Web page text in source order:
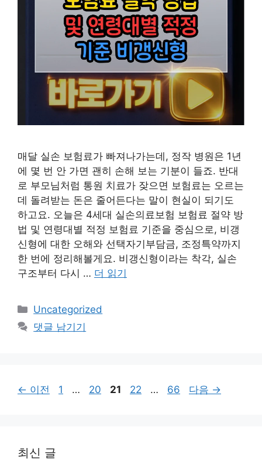
매달 실손 보험료가 빠져나가는데, 정작 병원은 1년
에 몇 번 안 가면 괜히 손해 보는 기분이 들죠. 반대
로 부모님처럼 통원 치료가 잦으면 보험료는 오르는
데 돌려받는 돈은 줄어든다는 말이 현실이 되기도
하고요. 오늘은 4세대 실손의료보험 보험료 절약 방
법 및 연령대별 적정 보험료 기준을 중심으로, 비갱
신형에 대한 오해와 선택자기부담금, 조정특약까지
한 번에 정리해볼게요. 비갱신형이라는 착각, 실손
구조부터 다시 … 더 읽기
카
테
Uncategorized
댓글 남기기
← 이전
페
1 …
페
20
페
21
페
22 …
페
66 다음 →
최신 글